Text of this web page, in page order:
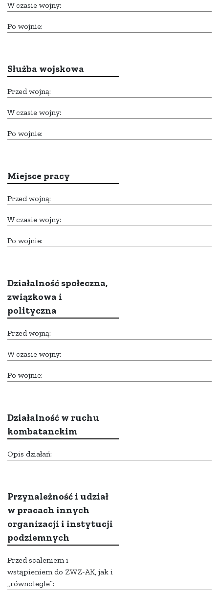
W czasie wojny:
Po wojnie:
Służba wojskowa
Przed wojną:
W czasie wojny:
Po wojnie:
Miejsce pracy
Przed wojną:
W czasie wojny:
Po wojnie:
Działalność społeczna,
związkowa i
polityczna
Przed wojną:
W czasie wojny:
Po wojnie:
Działalność w ruchu
kombatanckim
Opis działań:
Przynależność i udział
w pracach innych
organizacji i instytucji
podziemnych
Przed scaleniem i
wstąpieniem do ZWZ-AK, jak i
„równolegle”: